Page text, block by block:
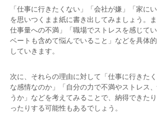
「仕事に行きたくない」「会社が嫌」「家に
を思いつくまま紙に書き出してみましょう。
仕事量への不満」「職場でストレスを感じて
ベートも含めて悩んでいること」などを具体
していきます。
次に、それらの理由に対して「仕事に行きた
な感情なのか」「自分の力で不満やストレス
うか」などを考えてみることで、納得できた
ったりする可能性もあるでしょう。